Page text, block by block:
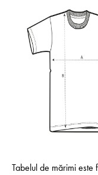
Tabelul de mărimi